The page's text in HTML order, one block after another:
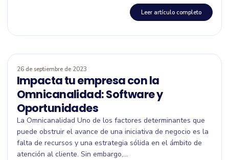
Leer artículo completo
26 de septiembre de 2023
Impacta tu empresa con la
Omnicanalidad: Software y
Oportunidades
La Omnicanalidad Uno de los factores determinantes que
puede obstruir el avance de una iniciativa de negocio es la
falta de recursos y una estrategia sólida en el ámbito de
atención al cliente. Sin embargo,...